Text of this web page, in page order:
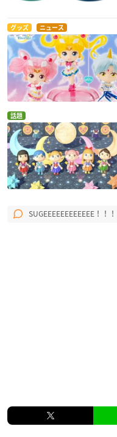
グッズ ニュース
話題
SUGEEEEEEEEEEEE！！